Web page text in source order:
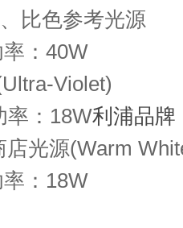
比色参考光源
：40W
Violet)
率：18W利浦品牌
店光源(Warm
：18W